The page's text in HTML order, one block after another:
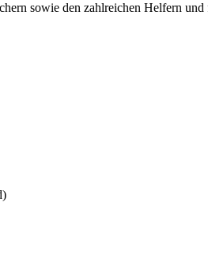
sowie den zahlreichen Helfern und